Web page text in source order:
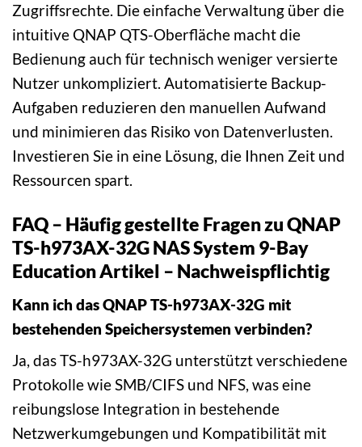
Zugriffsrechte. Die einfache Verwaltung über die
intuitive QNAP QTS-Oberfläche macht die
Bedienung auch für technisch weniger versierte
Nutzer unkompliziert. Automatisierte Backup-
Aufgaben reduzieren den manuellen Aufwand
und minimieren das Risiko von Datenverlusten.
Investieren Sie in eine Lösung, die Ihnen Zeit und
Ressourcen spart.
FAQ – Häufig gestellte Fragen zu QNAP
TS-h973AX-32G NAS System 9-Bay
Education Artikel – Nachweispflichtig
Kann ich das QNAP TS-h973AX-32G mit
bestehenden Speichersystemen verbinden?
Ja, das TS-h973AX-32G unterstützt verschiedene
Protokolle wie SMB/CIFS und NFS, was eine
reibungslose Integration in bestehende
Netzwerkumgebungen und Kompatibilität mit